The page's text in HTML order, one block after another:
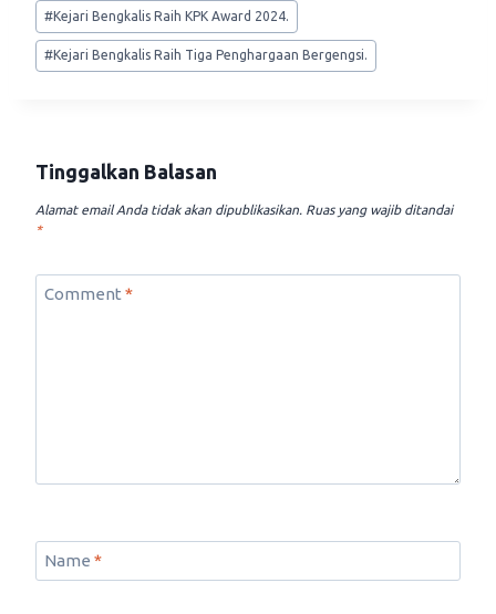
#Kejari Bengkalis Raih KPK Award 2024.
#Kejari Bengkalis Raih Tiga Penghargaan Bergengsi.
Tinggalkan Balasan
Alamat email Anda tidak akan dipublikasikan. Ruas yang wajib ditandai
*
Comment *
Name *